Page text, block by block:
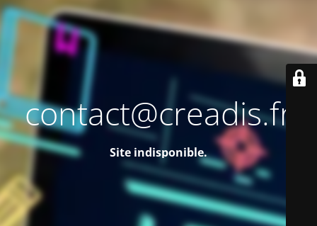
contact@creadis.fr
Site indisponible.